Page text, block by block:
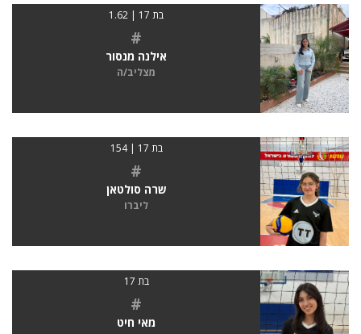
בת 17 | 1.62
#
אילנה מנסור
מצליב/ה
בת 17 | 154
#
שרה סולטאן
ליברו
בת 17
#
מאי חיט